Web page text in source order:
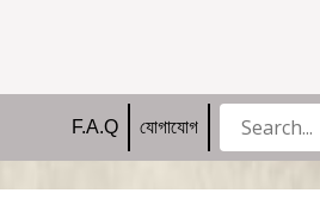
F.A.Q যোগাযোগ